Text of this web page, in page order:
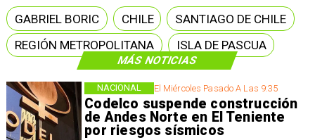
MÁS NOTICIAS
El Miércoles Pasado A Las 9:35
Codelco suspende construcción
de Andes Norte en El Teniente
por riesgos sísmicos
NACIONAL
GABRIEL BORIC CHILE
SANTIAGO DE CHILE
REGIÓN METROPOLITANA
ISLA DE PASCUA